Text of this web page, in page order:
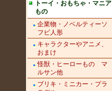
トーイ・おもちゃ・マニア
もの
企業物・ノベルティーソ
フビ人形
キャラクターやアニメ、
おまけ
怪獣・ヒーローもの マ
ルサン他
ブリキ・ミニカー・プラ